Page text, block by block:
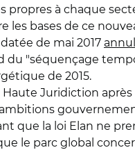
propres à chaque
les bases de ce
de mai 2017
du "séquençage
de 2015.
Juridiction
que la loi Elan ne
le parc global